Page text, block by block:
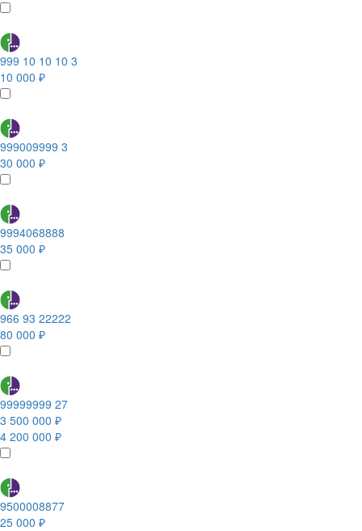
999 10 10 10 3
10 000 ₽
999009999 3
30 000 ₽
9994068888
35 000 ₽
966 93 22222
80 000 ₽
99999999 27
3 500 000 ₽
4 200 000 ₽
9500008877
25 000 ₽